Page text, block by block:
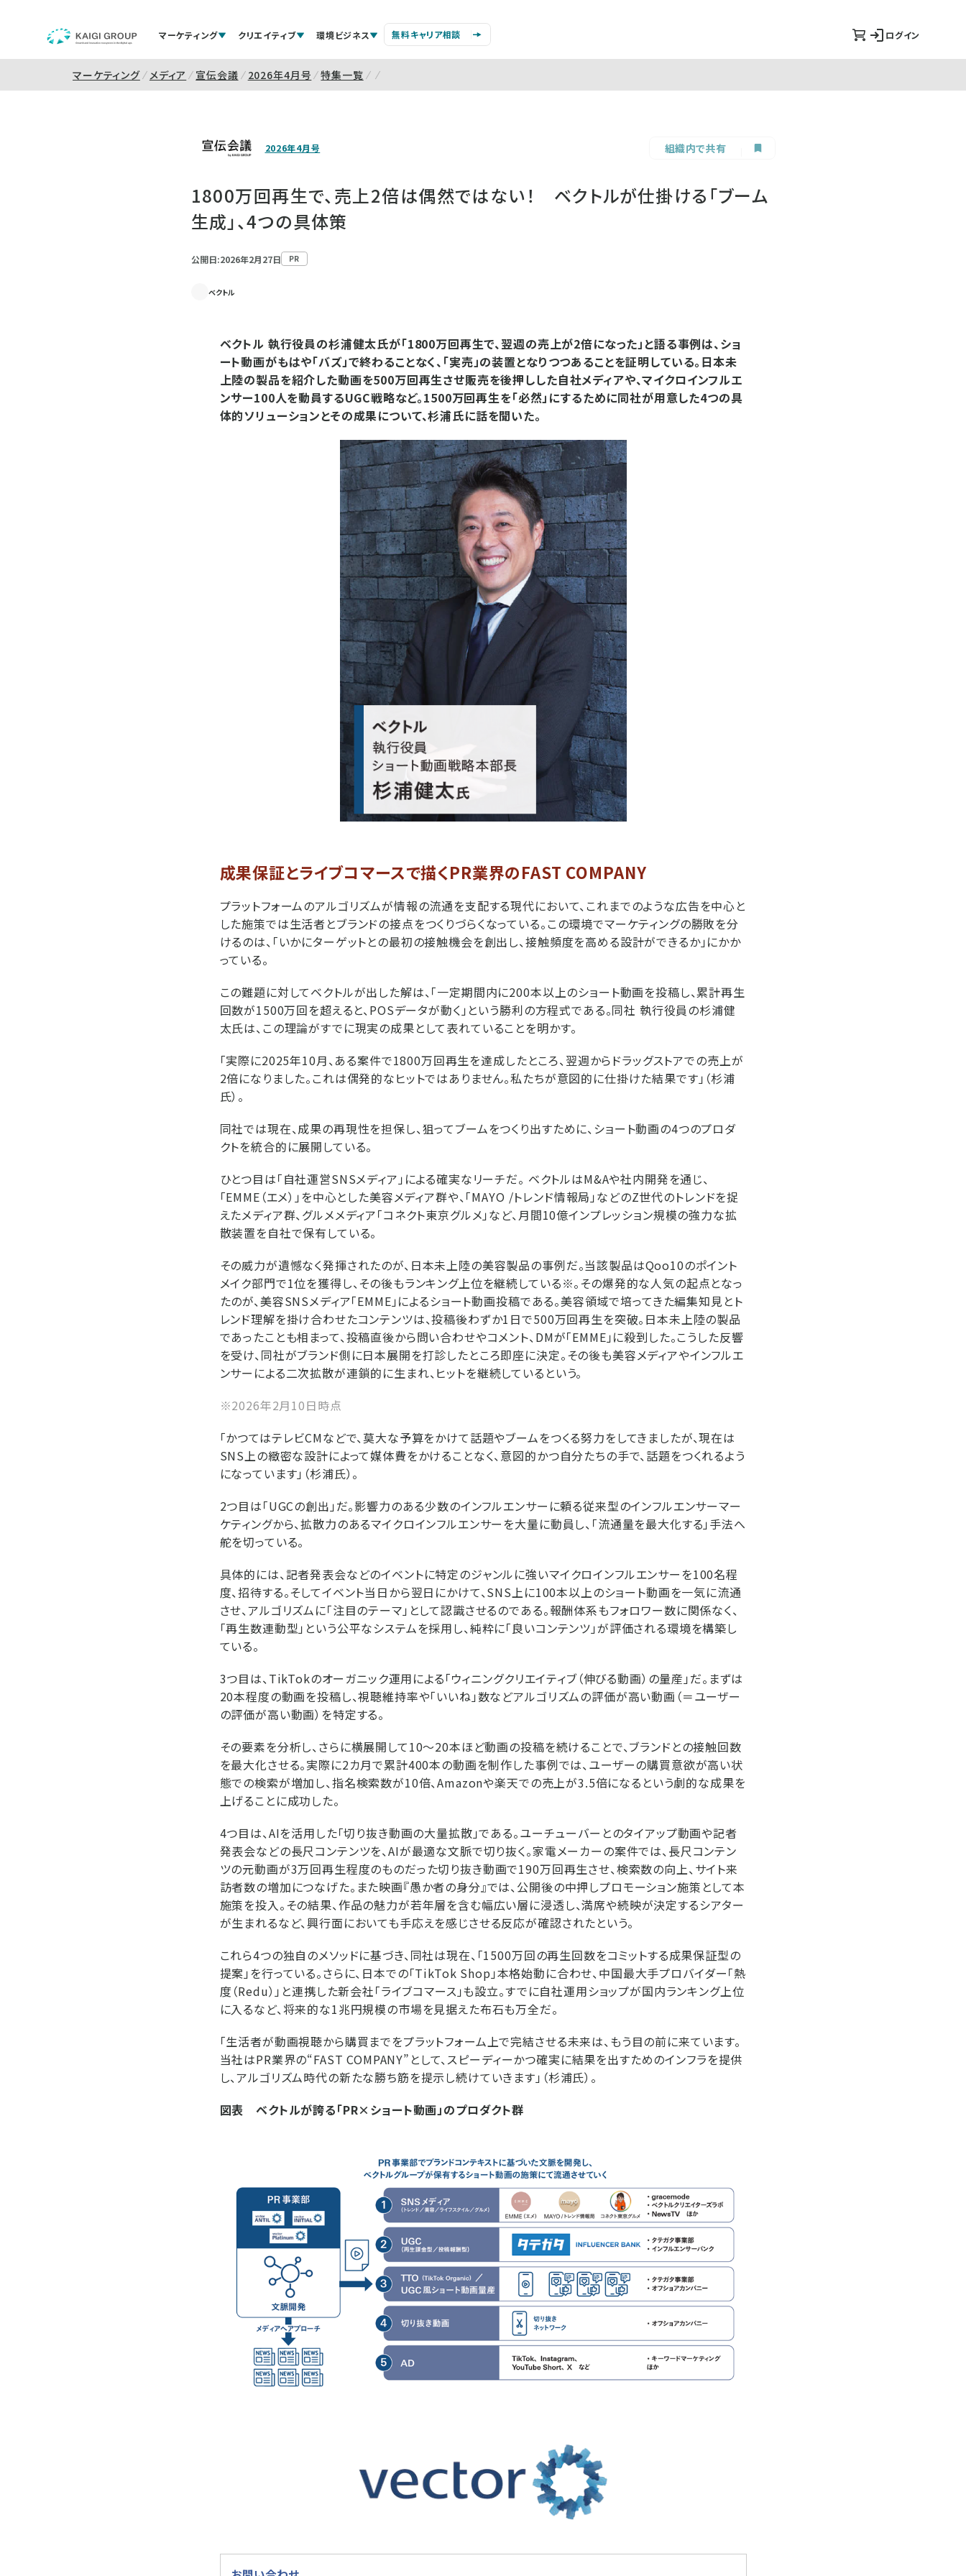
マーケティング クリエイティブ 環境ビジネス 無料キャリア相談 ログイン
マーケティング メディア 宣伝会議 2026年4月号 特集一覧
2026年4月号 組織内で共有
1800万回再生で、売上2倍は偶然ではない！ ベクトルが仕掛ける「ブーム
生成」、4つの具体策
公開日:2026年2月27日 PR
ベクトル
ベクトル 執行役員の杉浦健太氏が「1800万回再生で、翌週の売上が2倍になった」と語る事例は、ショ
ート動画がもはや「バズ」で終わることなく、「実売」の装置となりつつあることを証明している。日本未
上陸の製品を紹介した動画を500万回再生させ販売を後押しした自社メディアや、マイクロインフルエ
ンサー100人を動員するUGC戦略など。1500万回再生を「必然」にするために同社が用意した4つの具
体的ソリューションとその成果について、杉浦氏に話を聞いた。
成果保証とライブコマースで描くPR業界のFAST COMPANY
プラットフォームのアルゴリズムが情報の流通を支配する現代において、これまでのような広告を中心と
した施策では生活者とブランドの接点をつくりづらくなっている。この環境でマーケティングの勝敗を分
けるのは、「いかにターゲットとの最初の接触機会を創出し、接触頻度を高める設計ができるか」にかか
っている。
この難題に対してベクトルが出した解は、「一定期間内に200本以上のショート動画を投稿し、累計再生
回数が1500万回を超えると、POSデータが動く」という勝利の方程式である。同社 執行役員の杉浦健
太氏は、この理論がすでに現実の成果として表れていることを明かす。
「実際に2025年10月、ある案件で1800万回再生を達成したところ、翌週からドラッグストアでの売上が
2倍になりました。これは偶発的なヒットではありません。私たちが意図的に仕掛けた結果です」（杉浦
氏）。
同社では現在、成果の再現性を担保し、狙ってブームをつくり出すために、ショート動画の4つのプロダ
クトを統合的に展開している。
ひとつ目は「自社運営SNSメディア」による確実なリーチだ。 ベクトルはM&Aや社内開発を通じ、
「EMME（エメ）」を中心とした美容メディア群や、「MAYO /トレンド情報局」などのZ世代のトレンドを捉
えたメディア群、グルメメディア「コネクト東京グルメ」など、月間10億インプレッション規模の強力な拡
散装置を自社で保有している。
その威力が遺憾なく発揮されたのが、日本未上陸の美容製品の事例だ。当該製品はQoo10のポイント
メイク部門で1位を獲得し、その後もランキング上位を継続している※。その爆発的な人気の起点となっ
たのが、美容SNSメディア「EMME」によるショート動画投稿である。美容領域で培ってきた編集知見とト
レンド理解を掛け合わせたコンテンツは、投稿後わずか1日で500万回再生を突破。日本未上陸の製品
であったことも相まって、投稿直後から問い合わせやコメント、DMが「EMME」に殺到した。こうした反響
を受け、同社がブランド側に日本展開を打診したところ即座に決定。その後も美容メディアやインフルエ
ンサーによる二次拡散が連鎖的に生まれ、ヒットを継続しているという。
※2026年2月10日時点
「かつてはテレビCMなどで、莫大な予算をかけて話題やブームをつくる努力をしてきましたが、現在は
SNS上の緻密な設計によって媒体費をかけることなく、意図的かつ自分たちの手で、話題をつくれるよう
になっています」（杉浦氏）。
2つ目は「UGCの創出」だ。影響力のある少数のインフルエンサーに頼る従来型のインフルエンサーマー
ケティングから、拡散力のあるマイクロインフルエンサーを大量に動員し、「流通量を最大化する」手法へ
舵を切っている。
具体的には、記者発表会などのイベントに特定のジャンルに強いマイクロインフルエンサーを100名程
度、招待する。そしてイベント当日から翌日にかけて、SNS上に100本以上のショート動画を一気に流通
させ、アルゴリズムに「注目のテーマ」として認識させるのである。報酬体系もフォロワー数に関係なく、
「再生数連動型」という公平なシステムを採用し、純粋に「良いコンテンツ」が評価される環境を構築し
ている。
3つ目は、TikTokのオーガニック運用による「ウィニングクリエイティブ（伸びる動画）の量産」だ。まずは
20本程度の動画を投稿し、視聴維持率や「いいね」数などアルゴリズムの評価が高い動画（＝ユーザー
の評価が高い動画）を特定する。
その要素を分析し、さらに横展開して10～20本ほど動画の投稿を続けることで、ブランドとの接触回数
を最大化させる。実際に2カ月で累計400本の動画を制作した事例では、ユーザーの購買意欲が高い状
態での検索が増加し、指名検索数が10倍、Amazonや楽天での売上が3.5倍になるという劇的な成果を
上げることに成功した。
4つ目は、AIを活用した「切り抜き動画の大量拡散」である。ユーチューバーとのタイアップ動画や記者
発表会などの長尺コンテンツを、AIが最適な文脈で切り抜く。家電メーカーの案件では、長尺コンテン
ツの元動画が3万回再生程度のものだった切り抜き動画で190万回再生させ、検索数の向上、サイト来
訪者数の増加につなげた。また映画『愚か者の身分』では、公開後の中押しプロモーション施策として本
施策を投入。その結果、作品の魅力が若年層を含む幅広い層に浸透し、満席や続映が決定するシアター
が生まれるなど、興行面においても手応えを感じさせる反応が確認されたという。
これら4つの独自のメソッドに基づき、同社は現在、「1500万回の再生回数をコミットする成果保証型の
提案」を行っている。さらに、日本での「TikTok Shop」本格始動に合わせ、中国最大手プロバイダー「熱
度（Redu）」と連携した新会社「ライブコマース」も設立。すでに自社運用ショップが国内ランキング上位
に入るなど、将来的な1兆円規模の市場を見据えた布石も万全だ。
「生活者が動画視聴から購買までをプラットフォーム上で完結させる未来は、もう目の前に来ています。
当社はPR業界の“FAST COMPANY”として、スピーディーかつ確実に結果を出すためのインフラを提供
し、アルゴリズム時代の新たな勝ち筋を提示し続けていきます」（杉浦氏）。
図表 ベクトルが誇る「PR×ショート動画」のプロダクト群